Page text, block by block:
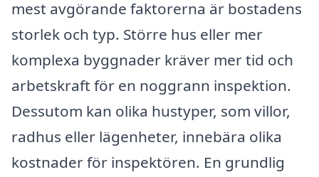
mest avgörande faktorerna är bostadens
storlek och typ. Större hus eller mer
komplexa byggnader kräver mer tid och
arbetskraft för en noggrann inspektion.
Dessutom kan olika hustyper, som villor,
radhus eller lägenheter, innebära olika
kostnader för inspektören. En grundlig